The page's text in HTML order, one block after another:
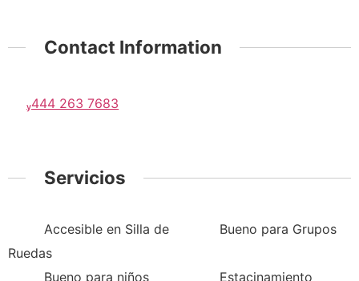
Contact Information
444 263 7683
Servicios
Accesible en Silla de
Ruedas
Bueno para Grupos
Bueno para niños Estacinamiento